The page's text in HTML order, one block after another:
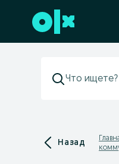
Перейти к нижнему
Назад